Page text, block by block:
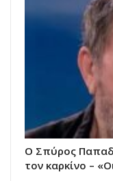
Ο Σπύρος
τον καρκίνο –